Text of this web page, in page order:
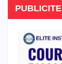
PUBLICITE